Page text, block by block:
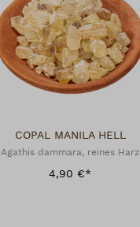
COPAL MANILA HELL
Agathis dammara, reines Harz
4,90 €*